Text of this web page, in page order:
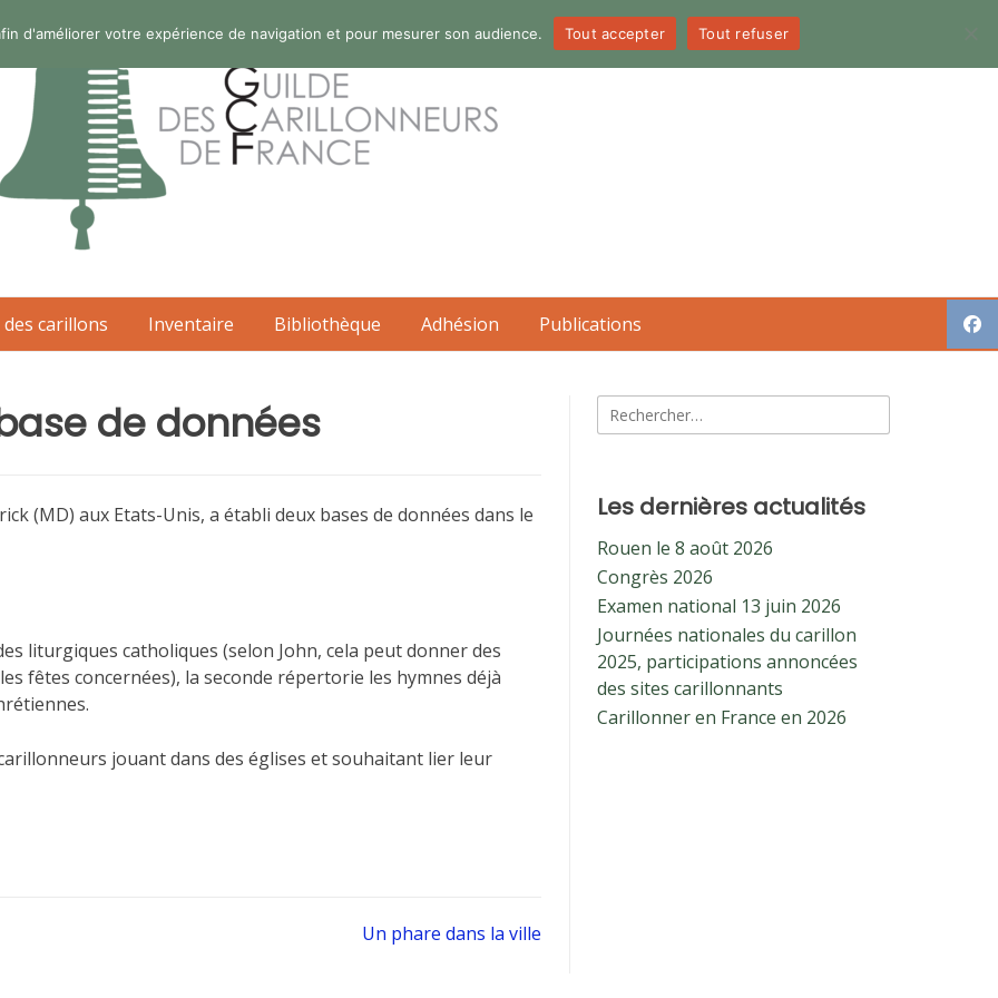
des carillons Inventaire Bibliothèque Adhésion Publications
de données
(MD) aux Etats-Unis, a établi deux bases de données dans le
liturgiques catholiques (selon John, cela peut donner des
fêtes concernées), la seconde répertorie les hymnes déjà
jouant dans des églises et souhaitant lier leur
Un phare dans la ville
Rechercher :
Les dernières actualités
Rouen le 8 août 2026
Congrès 2026
Examen national 13 juin 2026
Journées nationales du carillon
2025, participations annoncées
des sites carillonnants
Carillonner en France en 2026
d'améliorer votre expérience de navigation et pour mesurer son audience. Tout accepter Tout refuser